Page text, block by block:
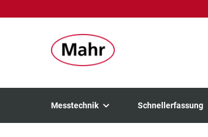
Messtechnik Schnellerfassung